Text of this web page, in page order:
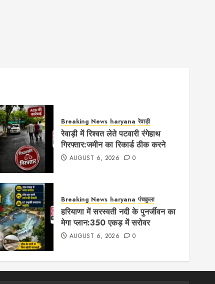
Breaking News haryana रेवाड़ी
रेवाड़ी में रिश्वत लेते पटवारी रंगेहाथ
गिरफ्तार:जमीन का रिकार्ड ठीक करने
AUGUST 6, 2026 0
Breaking News haryana पंचकुला
हरियाणा में सरस्वती नदी के पुनर्जीवन का
मेगा प्लान:350 एकड़ में सरोवर
AUGUST 6, 2026 0